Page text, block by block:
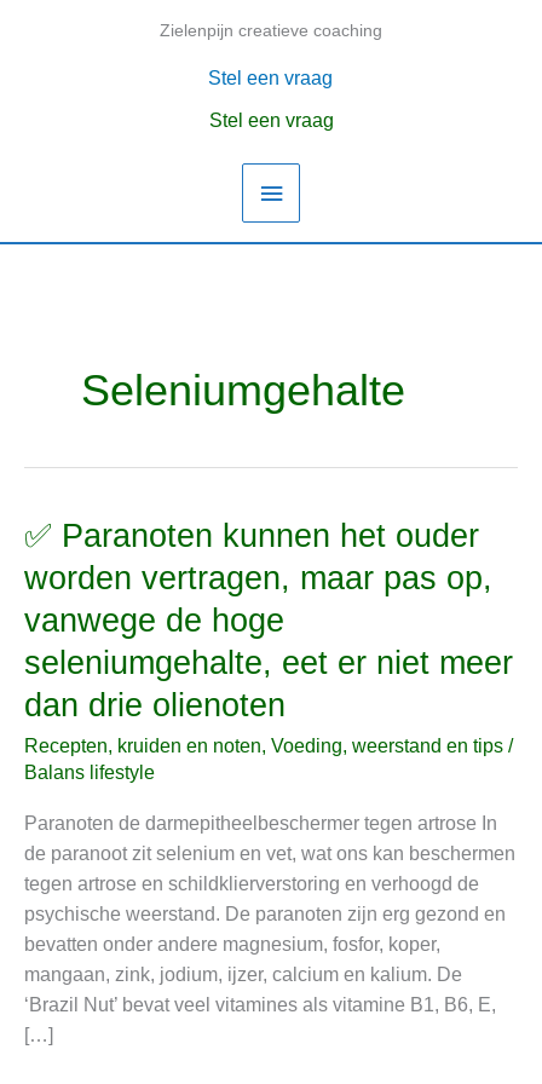
Zielenpijn creatieve coaching
Hoofdmenu
Stel een vraag
Stel een vraag
Seleniumgehalte
✅ Paranoten kunnen het ouder
worden vertragen, maar pas op,
vanwege de hoge
seleniumgehalte, eet er niet meer
dan drie olienoten
Recepten, kruiden en noten, Voeding, weerstand en tips /
Balans lifestyle
Paranoten de darmepitheelbeschermer tegen artrose In
de paranoot zit selenium en vet, wat ons kan beschermen
tegen artrose en schildklierverstoring en verhoogd de
psychische weerstand. De paranoten zijn erg gezond en
bevatten onder andere magnesium, fosfor, koper,
mangaan, zink, jodium, ijzer, calcium en kalium. De
‘Brazil Nut’ bevat veel vitamines als vitamine B1, B6, E,
[…]
✅
kunnen
het
ouder
worden
vertragen,
maar
pas
vanwege
de
hoge
seleniumgehalte,
eet
er
niet
meer